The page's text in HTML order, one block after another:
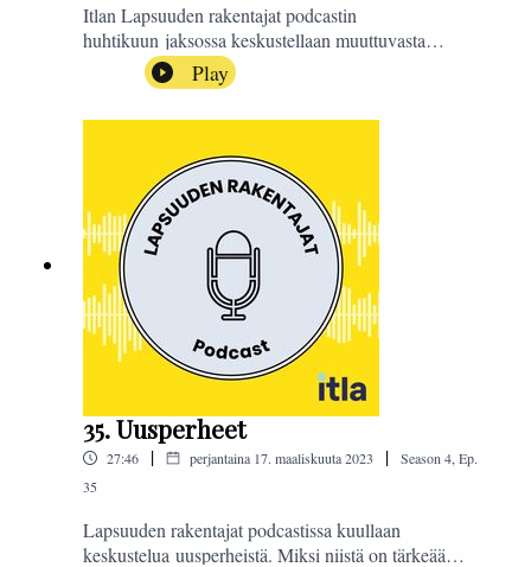
Itlan Lapsuuden rakentajat podcastin
huhtikuun jaksossa keskustellaan muuttuvasta
väestöstä. Millaisia demografisia muutoksia tulemme
näkemään seuraavan 10-15 vuoden aikana ja miten
kunnat ovat valmistautuneet tähän? Millaisia tuloksia
väliraporttivaiheessa?Aiheesta keskustelevat Itlan
toimitusjohtaja Petri Virtanen sekä Turun kaupungin
kehitysjohtaja Timo Aro.
Play
35. Uusperheet
27:46 | perjantaina 17. maaliskuuta 2023 | Season 4 Ep.
35
Lapsuuden rakentajat podcastissa kuullaan
keskustelua uusperheistä. Miksi niistä on tärkeää